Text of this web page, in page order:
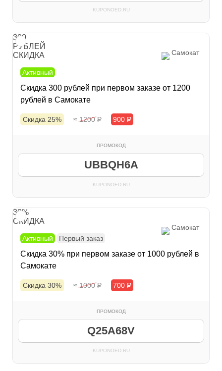
KUPONOED.RU
300
РУБЛЕЙ
СКИДКА
Самокат
Активный
Скидка 300 рублей при первом заказе от 1200
рублей в Самокате
Скидка 25% ≈ 1200Р 900 Р
ПРОМОКОД
UBBQH6A
KUPONOED.RU
30%
СКИДКА
Самокат
Активный
Первый заказ
Скидка 30% при первом заказе от 1000 рублей в
Самокате
Скидка 30% ≈ 1000Р 700 Р
ПРОМОКОД
Q25A68V
KUPONOED.RU